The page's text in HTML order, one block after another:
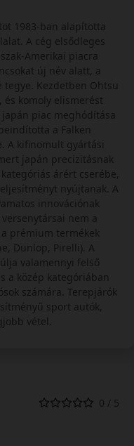
1983-ban alapította
A cég elsődleges
Amerikai piacra
új név alatt, a
tegye. Kezdetben Ohtsu
komoly elismerést
piac meghódítása
a Falken
A kifinomult gyártási
japán precizitásnak
árért cserébe,
nyújtanak. A
innovációnak
nem a
prémium termékek
Dunlop, Pirelli). A
valamennyi felső
a közép kategóriában
számára. Terepjárók
sport autók,
vétel.
0 / 5